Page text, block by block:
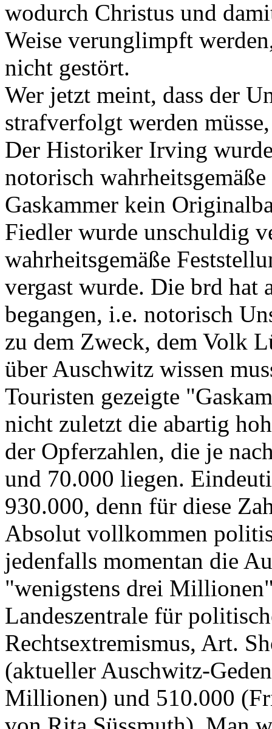
wodurch Christus und
Weise verunglimpft
nicht gestört.
Wer jetzt meint, dass der
strafverfolgt werden
Der Historiker Irving
notorisch
Gaskammer kein
Fiedler wurde unschuldig
wahrheitsgemäße
vergast wurde. Die brd hat
begangen, i.e. notorisch
zu dem Zweck, dem Volk
über Auschwitz wissen
Touristen gezeigte
nicht zuletzt die abartig
der Opferzahlen, die je
und 70.000 liegen.
930.000, denn für diese
Absolut vollkommen
jedenfalls momentan die
"wenigstens drei
Landeszentrale für
Rechtsextremismus, Art.
(aktueller Auschwitz-
Millionen) und 510.000